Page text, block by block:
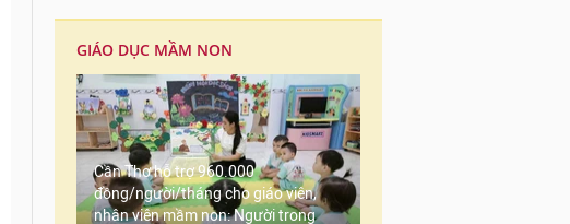
GIÁO DỤC MẦM NON
Cần Thơ hỗ trợ 960.000
đồng/người/tháng cho giáo viên,
nhân viên mầm non: Người trong